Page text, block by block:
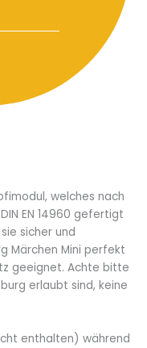
welches nach
EN 14960 gefertigt
sicher und
Märchen Mini perfekt
geeignet. Achte bitte
erlaubt sind, keine
enthalten) während